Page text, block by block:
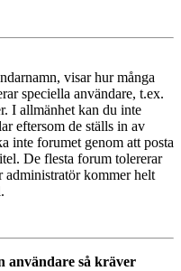
visar hur många
speciella användare, t.ex.
I allmänhet kan du inte
eftersom de ställs in av
inte forumet genom att posta
De flesta forum tolererar
administratör kommer helt
användare så kräver